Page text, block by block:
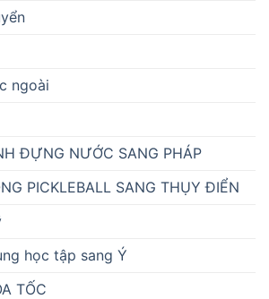
ngoài
ĐỰNG NƯỚC SANG PHÁP
PICKLEBALL SANG THỤY ĐIỂN
học tập sang Ý
TỐC